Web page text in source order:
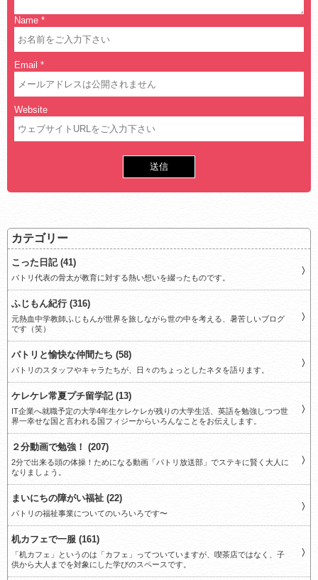
Name *
Email *
Website
カテゴリー
こった日記 (41)
パトリ代表の骨太が教育に対する熱い想いを綴ったものです。
ふじもん紀行 (316)
元熱血中学教師ふじもんが世界を旅しながら世の中を考える、暑苦しいブログ
です（笑）
パトリと愉快な仲間たち (58)
パトリのスタッフやキャラたちが、日々のちょっとしたネタを語ります。
ケレケレ常夏プチ留学記 (13)
IT企業へ就職予定の大学4年生ケレケレが残りの大学生活、英語を勉強しつつ世
界一幸せな国と言われる国フィジーからいろんなことをお伝えします。
２分動画で勉強！ (207)
2分で出来る頭の体操！ためになる動画「パトリ放送部」でステキに賢く大人に
なりましょう。
まいにちの障がい福祉 (22)
パトリの福祉事業についてのいろいろです〜
机カフェで一服 (161)
「机カフェ」というのは「カフェ」ってついていますが、喫茶店ではなく、子
供から大人までを対象にした学びのスペースです。